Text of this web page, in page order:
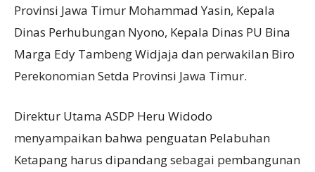
Provinsi Jawa Timur Mohammad Yasin, Kepala
Dinas Perhubungan Nyono, Kepala Dinas PU Bina
Marga Edy Tambeng Widjaja dan perwakilan Biro
Perekonomian Setda Provinsi Jawa Timur.
Direktur Utama ASDP Heru Widodo
menyampaikan bahwa penguatan Pelabuhan
Ketapang harus dipandang sebagai pembangunan